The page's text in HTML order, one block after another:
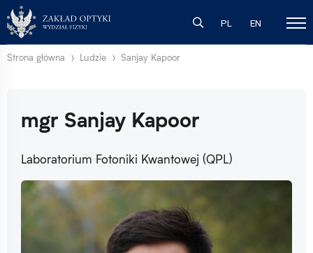
PL EN
Strona główna Ludzie Sanjay Kapoor
mgr Sanjay Kapoor
Laboratorium Fotoniki Kwantowej (QPL)